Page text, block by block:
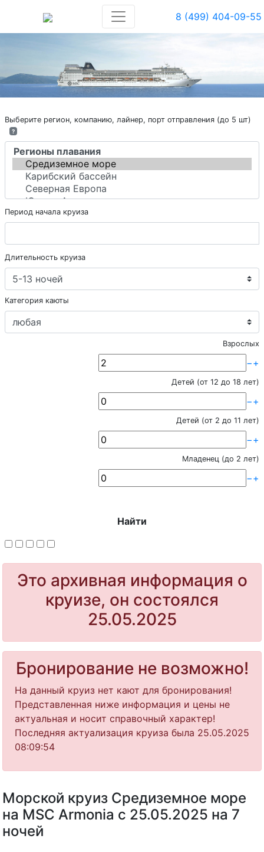
8 (499) 404-09-55
Выберите регион, компанию, лайнер, порт отправления (до 5 шт)
?
Период начала круиза
Длительность круиза
Категория каюты
Взрослых
−+
Детей (от 12 до 18 лет)
−+
Детей (от 2 до 11 лет)
−+
Младенец (до 2 лет)
−+
Найти
Это архивная информация о
круизе, он состоялся
25.05.2025
Бронирование не возможно!
На данный круиз нет кают для бронирования!
Представленная ниже информация и цены не
актуальная и носит справочный характер!
Последняя актуализация круиза была 25.05.2025
08:09:54
Морской круиз Средиземное море
на MSC Armonia с 25.05.2025 на 7
ночей